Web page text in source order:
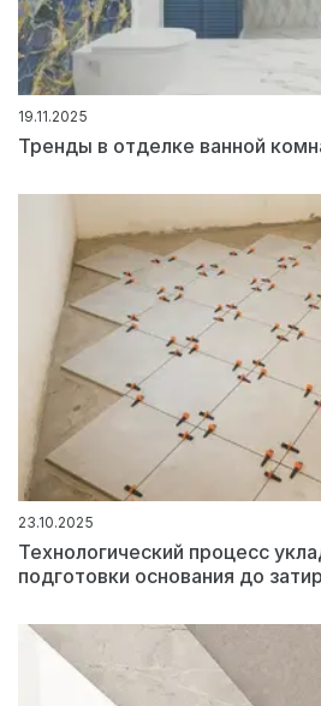
19.11.2025
Тренды в отделке ванной
23.10.2025
Технологический процесс
подготовки основания до